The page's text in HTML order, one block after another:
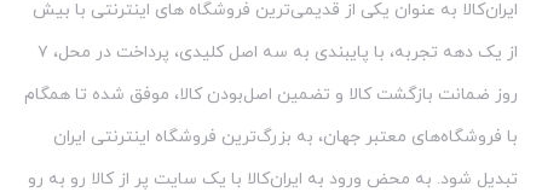
ایران‌کالا به عنوان یکی از قدیمی‌ترین فروشگاه های اینترنتی با بیش
از یک دهه تجربه، با پایبندی به سه اصل کلیدی، پرداخت در محل، ۷
روز ضمانت بازگشت کالا و تضمین اصل‌بودن کالا، موفق شده تا همگام
با فروشگاه‌های معتبر جهان، به بزرگ‌ترین فروشگاه اینترنتی ایران
تبدیل شود. به محض ورود به ایران‌کالا با یک سایت پر از کالا رو به رو